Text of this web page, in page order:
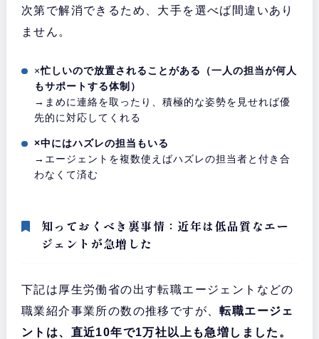
次第で解消できるため、大手を選べば間違いあり
ません。
×忙しいので放置されることがある（一人の担当が何人
もサポートする体制）
→まめに連絡を取ったり、積極的な姿勢を見せれば優
先的に対応してくれる
×中にはハズレの担当もいる
→エージェントを複数使えばハズレの担当者と付き合
わなくて済む
知っておくべき裏事情：近年は低品質なエー
ジェントが急増した
下記は厚生労働省の出す転職エージェントなどの
職業紹介事業所の数の推移ですが、転職エージェ
ントは、直近10年で1万社以上も急増しました。